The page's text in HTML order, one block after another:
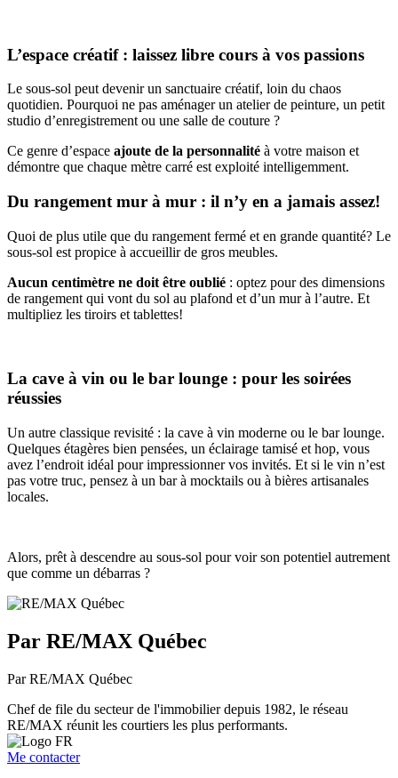
L’espace créatif : laissez libre cours à vos passions
Le sous-sol peut devenir un sanctuaire créatif, loin du chaos
quotidien. Pourquoi ne pas aménager un atelier de peinture, un petit
studio d’enregistrement ou une salle de couture ?
Ce genre d’espace ajoute de la personnalité à votre maison et
démontre que chaque mètre carré est exploité intelligemment.
Du rangement mur à mur : il n’y en a jamais assez!
Quoi de plus utile que du rangement fermé et en grande quantité? Le
sous-sol est propice à accueillir de gros meubles.
Aucun centimètre ne doit être oublié : optez pour des dimensions
de rangement qui vont du sol au plafond et d’un mur à l’autre. Et
multipliez les tiroirs et tablettes!
La cave à vin ou le bar lounge : pour les soirées
réussies
Un autre classique revisité : la cave à vin moderne ou le bar lounge.
Quelques étagères bien pensées, un éclairage tamisé et hop, vous
avez l’endroit idéal pour impressionner vos invités. Et si le vin n’est
pas votre truc, pensez à un bar à mocktails ou à bières artisanales
locales.
Alors, prêt à descendre au sous-sol pour voir son potentiel autrement
que comme un débarras ?
Par RE/MAX Québec
Par RE/MAX Québec
Chef de file du secteur de l'immobilier depuis 1982, le réseau
RE/MAX réunit les courtiers les plus performants.
Me contacter